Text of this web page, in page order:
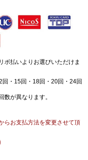
ボ払いよりお選びいただけま
・15回・18回・20回・24回
が異なります。
らお支払方法を変更させて頂